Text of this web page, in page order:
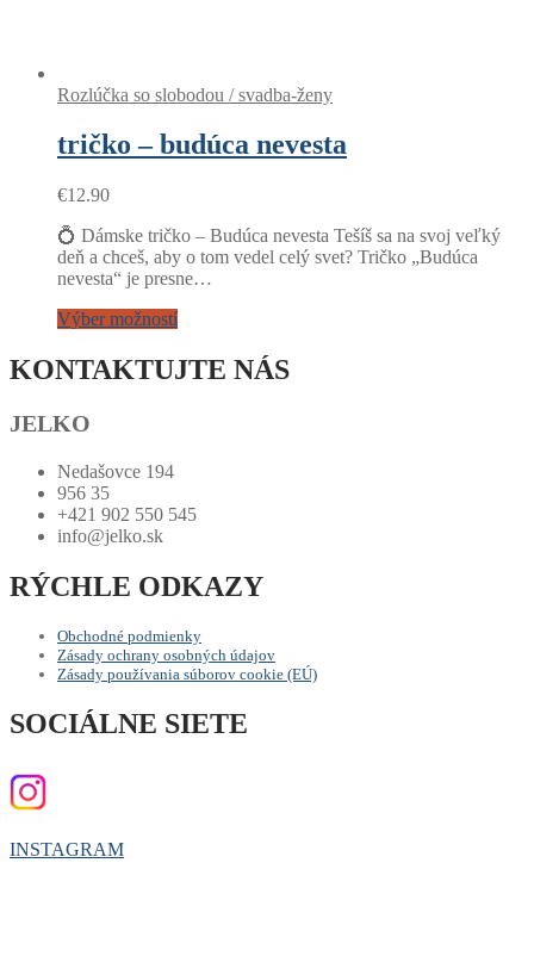
Rozlúčka so slobodou / svadba-ženy
tričko – budúca nevesta
€12.90
💍 Dámske tričko – Budúca nevesta Tešíš sa na svoj veľký
deň a chceš, aby o tom vedel celý svet? Tričko „Budúca
nevesta“ je presne…
Výber možností
KONTAKTUJTE NÁS
JELKO
Nedašovce 194
956 35
+421 902 550 545
info@jelko.sk
RÝCHLE ODKAZY
Obchodné podmienky
Zásady ochrany osobných údajov
Zásady používania súborov cookie (EÚ)
SOCIÁLNE SIETE
INSTAGRAM